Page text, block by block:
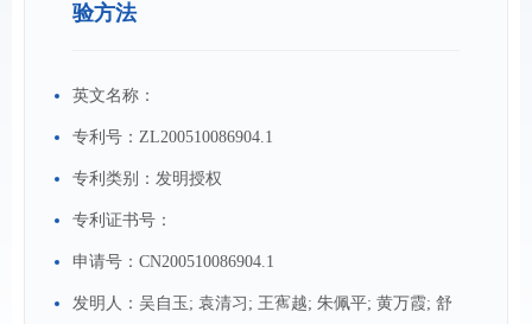
验方法
英文名称：
专利号： ZL200510086904.1
专利类别： 发明授权
专利证书号：
申请号： CN200510086904.1
发明人： 吴自玉; 袁清习; 王寯越; 朱佩平; 黄万霞; 舒